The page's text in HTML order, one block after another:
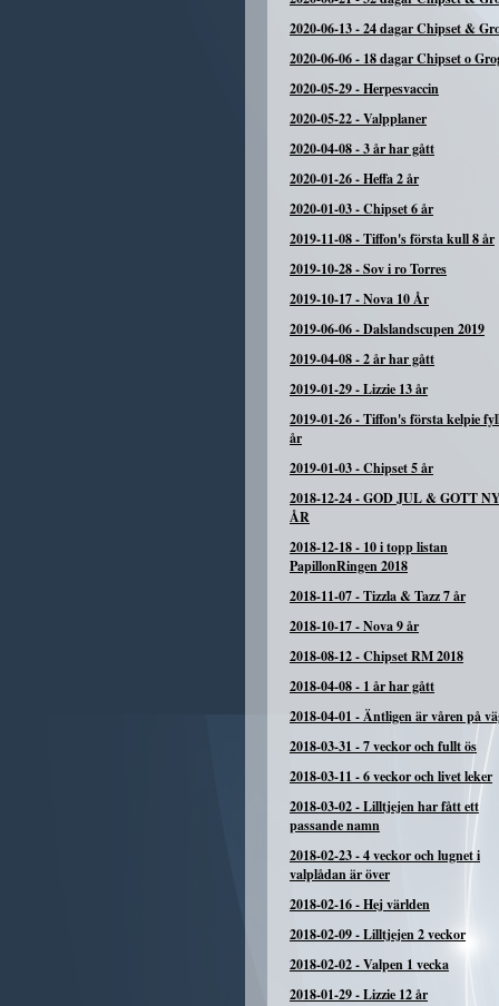
2020-06-13-24 dagar Chipset &
2020-06-06- 18 dagar Chipset o
2020-05-29-Herpesvaccin
2020-05-22-Valpplaner
2020-04-08-3 år har gått
2020-01-26-Heffa 2 år
2020-01-03-Chipset 6 år
2019-11-08-Tiffon's första kull 8 år
2019-10-28-Sov i ro Torres
2019-10-17-Nova 10 År
2019-06-06-Dalslandscupen 2019
2019-04-08-2 år har gått
2019-01-29-Lizzie 13 år
2019-01-26-Tiffon's första kelpie
år
2019-01-03-Chipset 5 år
2018-12-24-GOD JUL & GOTT
ÅR
2018-12-18- 10 i topp listan
PapillonRingen 2018
2018-11-07-Tizzla & Tazz 7 år
2018-10-17-Nova 9 år
2018-08-12-Chipset RM 2018
2018-04-08- 1 år har gått
2018-04-01 -Äntligen är våren på
2018-03-31 -7 veckor och fullt ös
2018-03-11 -6 veckor och livet leker
2018-03-02-Lilltjejen har fått ett
passande namn
2018-02-23-4 veckor och lugnet i
valplådan är över
2018-02-16-Hej världen
2018-02-09-Lilltjejen 2 veckor
2018-02-02-Valpen 1 vecka
2018-01-29-Lizzie 12 år